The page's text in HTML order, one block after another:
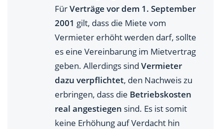
FürVerträge vor dem 1. September
2001 gilt, dass die Miete vom
Vermieter erhöht werden darf, sollte
es eine Vereinbarung im Mietvertrag
geben. Allerdings sind Vermieter
dazu verpflichtet, den Nachweis zu
erbringen, dass die Betriebskosten
real angestiegen sind. Es ist somit
keine Erhöhung auf Verdacht hin